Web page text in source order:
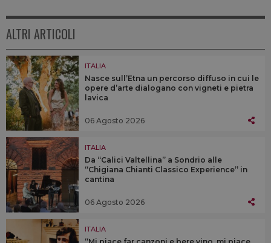
ALTRI ARTICOLI
ITALIA
Nasce sull’Etna un percorso diffuso in cui le
opere d’arte dialogano con vigneti e pietra
lavica
06 Agosto 2026
ITALIA
Da “Calici Valtellina” a Sondrio alle
“Chigiana Chianti Classico Experience” in
cantina
06 Agosto 2026
ITALIA